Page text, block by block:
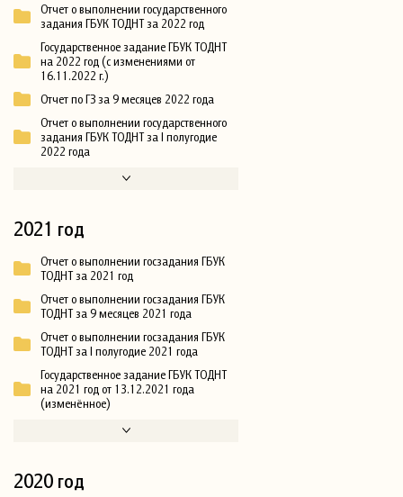
Отчет о выполнении государственного
задания ГБУК ТОДНТ за 2022 год
Государственное задание ГБУК ТОДНТ
на 2022 год (с изменениями от
16.11.2022 г.)
Отчет по ГЗ за 9 месяцев 2022 года
Отчет о выполнении государственного
задания ГБУК ТОДНТ за I полугодие
2022 года
2021 год
Отчет о выполнении госзадания ГБУК
ТОДНТ за 2021 год
Отчет о выполнении госзадания ГБУК
ТОДНТ за 9 месяцев 2021 года
Отчет о выполнении госзадания ГБУК
ТОДНТ за I полугодие 2021 года
Государственное задание ГБУК ТОДНТ
на 2021 год от 13.12.2021 года
(изменённое)
2020 год